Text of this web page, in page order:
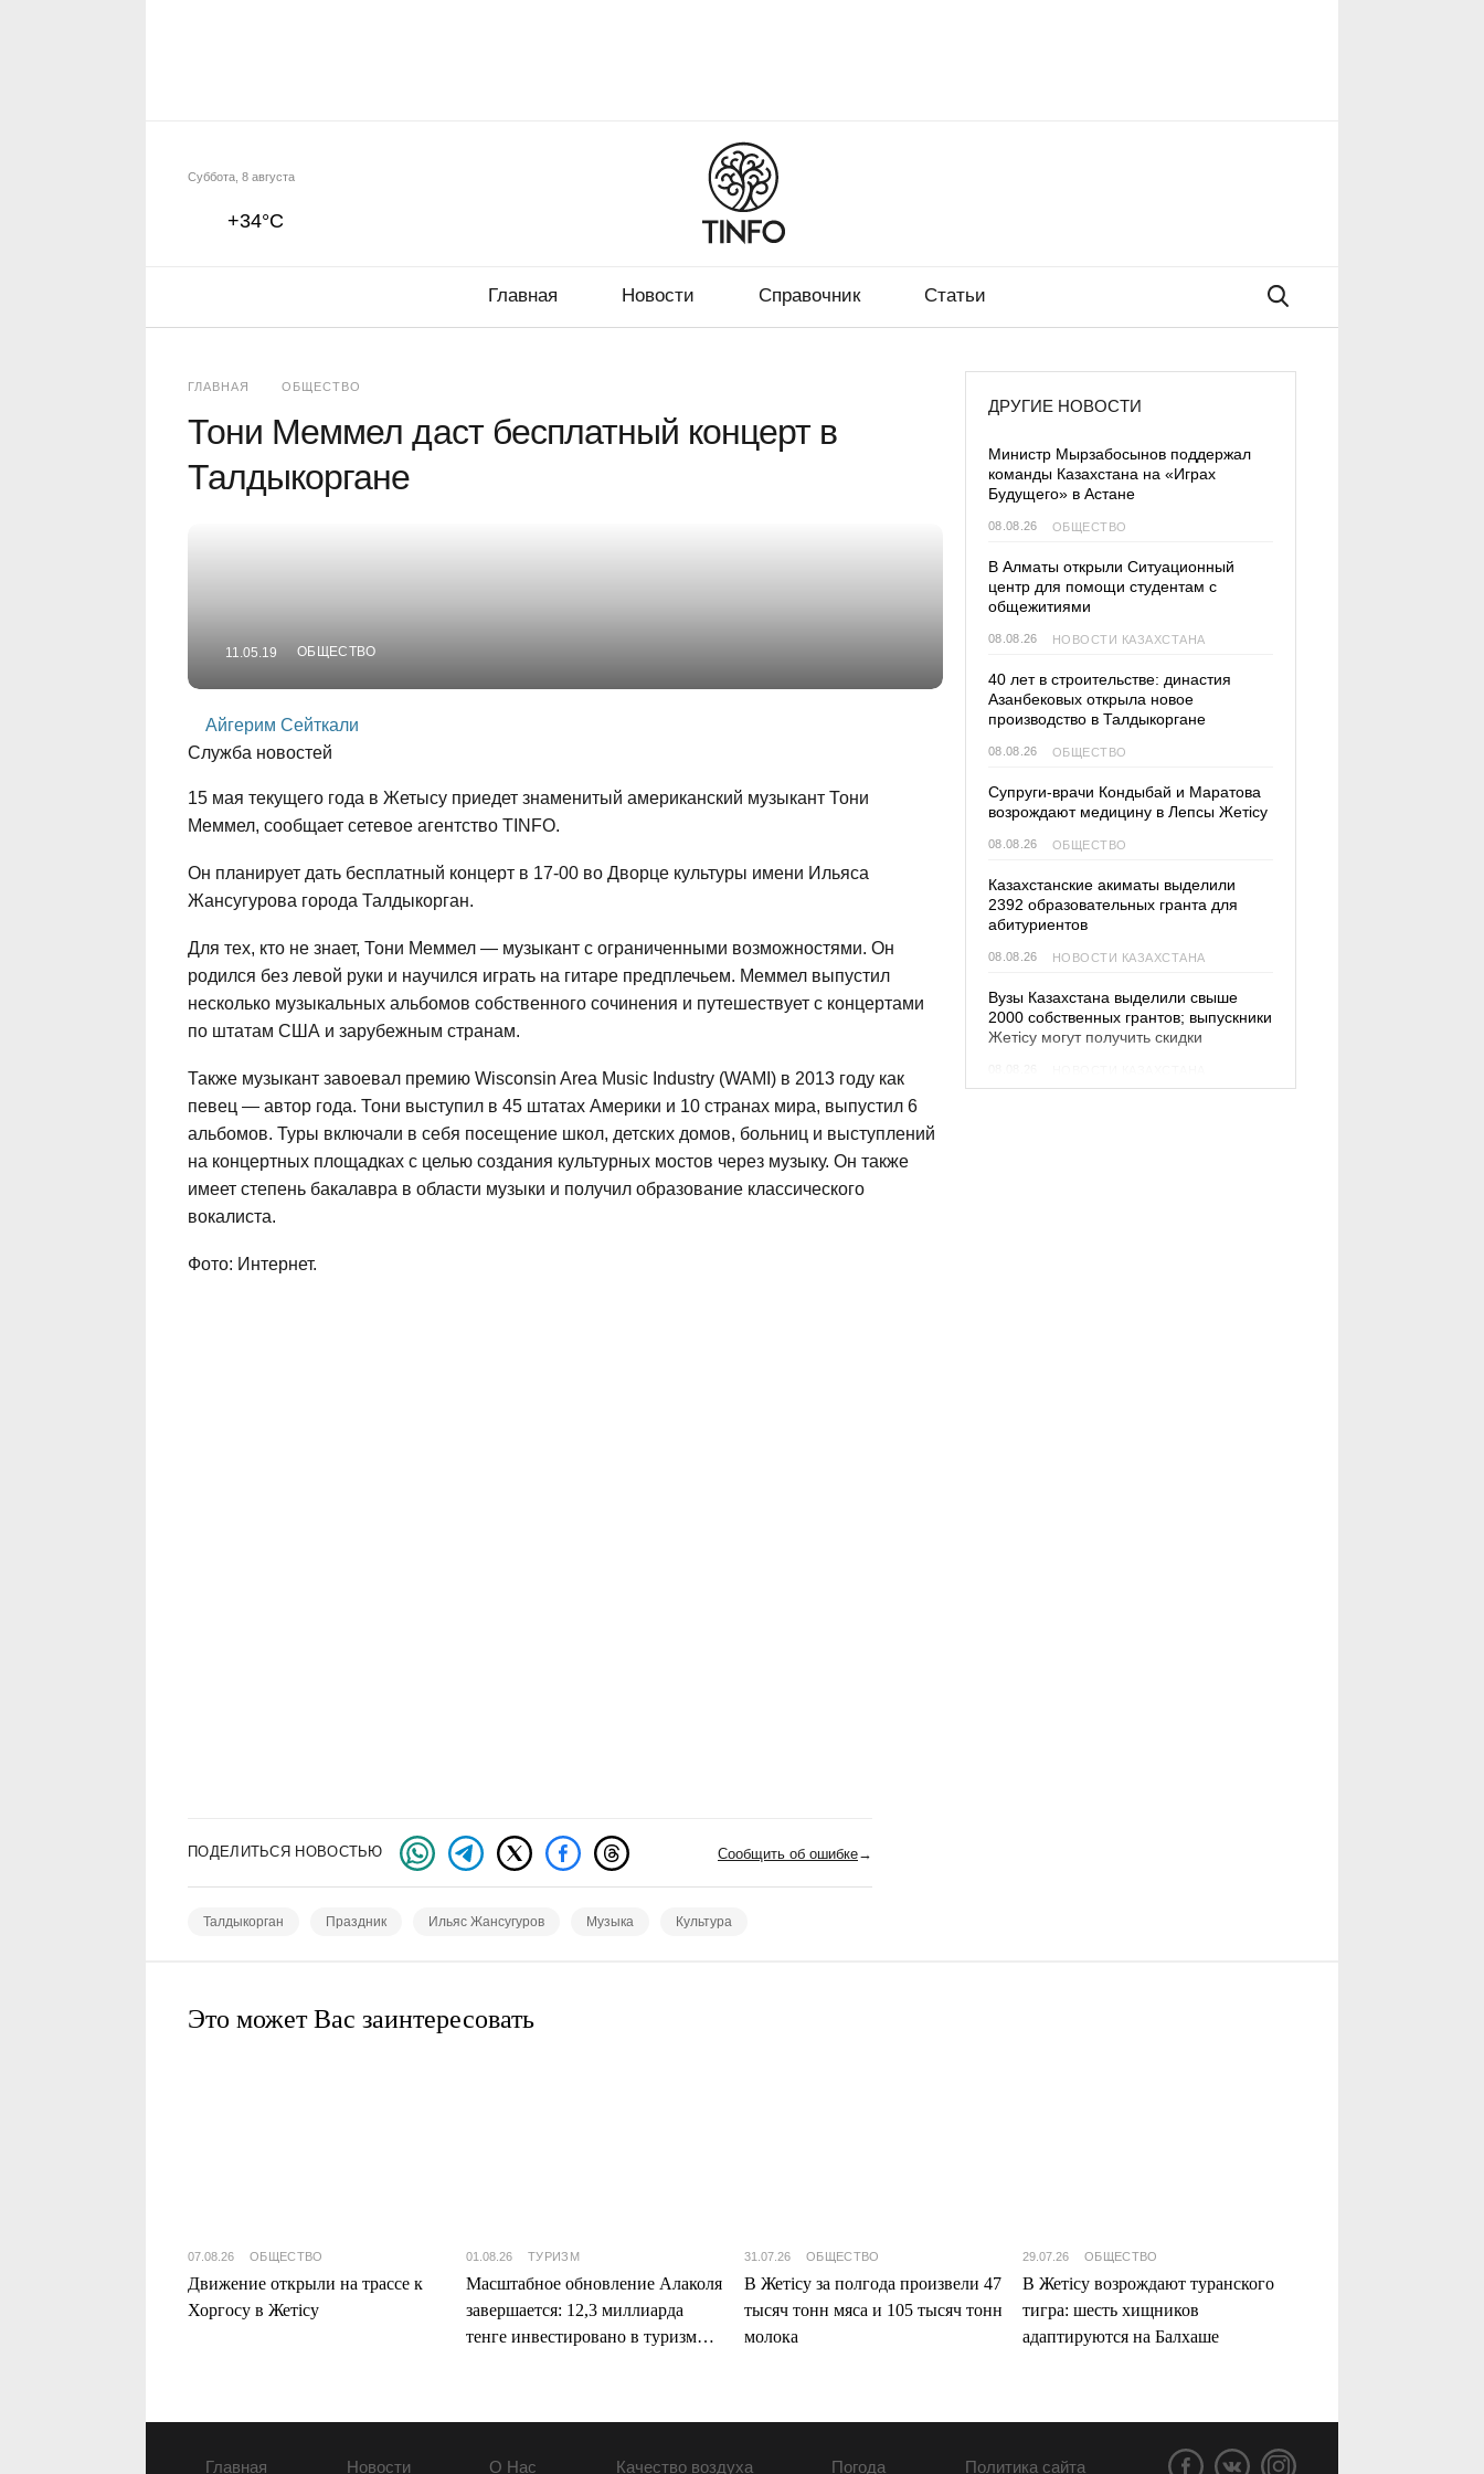
Главная Новости Справочник Статьи
+34°C
Суббота, 8 августа
ГЛАВНАЯ ОБЩЕСТВО
Тони Меммел даст бесплатный концерт в
Талдыкоргане
11.05.19 ОБЩЕСТВО
Айгерим Сейткали
Служба новостей
15 мая текущего года в Жетысу приедет знаменитый американский музыкант Тони
Меммел, сообщает сетевое агентство TINFO.
Он планирует дать бесплатный концерт в 17-00 во Дворце культуры имени Ильяса
Жансугурова города Талдыкорган.
Для тех, кто не знает, Тони Меммел — музыкант с ограниченными возможностями. Он
родился без левой руки и научился играть на гитаре предплечьем. Меммел выпустил
несколько музыкальных альбомов собственного сочинения и путешествует с концертами
по штатам США и зарубежным странам.
Также музыкант завоевал премию Wisconsin Area Music Industry (WAMI) в 2013 году как
певец — автор года. Тони выступил в 45 штатах Америки и 10 странах мира, выпустил 6
альбомов. Туры включали в себя посещение школ, детских домов, больниц и выступлений
на концертных площадках с целью создания культурных мостов через музыку. Он также
имеет степень бакалавра в области музыки и получил образование классического
вокалиста.
Фото: Интернет.
ДРУГИЕ НОВОСТИ
Министр Мырзабосынов поддержал
команды Казахстана на «Играх
Будущего» в Астане
08.08.26 ОБЩЕСТВО
В Алматы открыли Ситуационный
центр для помощи студентам с
общежитиями
08.08.26 НОВОСТИ КАЗАХСТАНА
40 лет в строительстве: династия
Азанбековых открыла новое
производство в Талдыкоргане
08.08.26 ОБЩЕСТВО
Супруги-врачи Кондыбай и Маратова
возрождают медицину в Лепсы Жетісу
08.08.26 ОБЩЕСТВО
Казахстанские акиматы выделили
2392 образовательных гранта для
абитуриентов
08.08.26 НОВОСТИ КАЗАХСТАНА
Вузы Казахстана выделили свыше
2000 собственных грантов; выпускники
Жетісу могут получить скидки
ПОДЕЛИТЬСЯ НОВОСТЬЮ Сообщить об ошибке→
Талдыкорган Праздник Ильяс Жансугуров Музыка Культура
Это может Вас заинтересовать
07.08.26 ОБЩЕСТВО
Движение открыли на трассе к
Хоргосу в Жетісу
01.08.26 ТУРИЗМ
Масштабное обновление Алаколя
завершается: 12,3 миллиарда
тенге инвестировано в туризм
31.07.26 ОБЩЕСТВО
В Жетісу за полгода произвели 47
тысяч тонн мяса и 105 тысяч тонн
молока
29.07.26 ОБЩЕСТВО
В Жетісу возрождают туранского
тигра: шесть хищников
адаптируются на Балхаше
Главная Новости О Нас Качество воздуха Погода Политика сайта